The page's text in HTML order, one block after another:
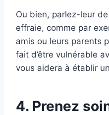
Ou bien, parlez-leur
effraie, comme par
amis ou leurs parents
fait d’être vulnérable
vous aidera à établir
4. Prenez